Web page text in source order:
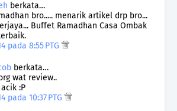
berkata…
bro..... menarik artikel drp bro...
Buffet Ramadhan Casa Ombak
pada 8:55 PTG
berkata…
wat review..
:P
pada 10:37 PTG